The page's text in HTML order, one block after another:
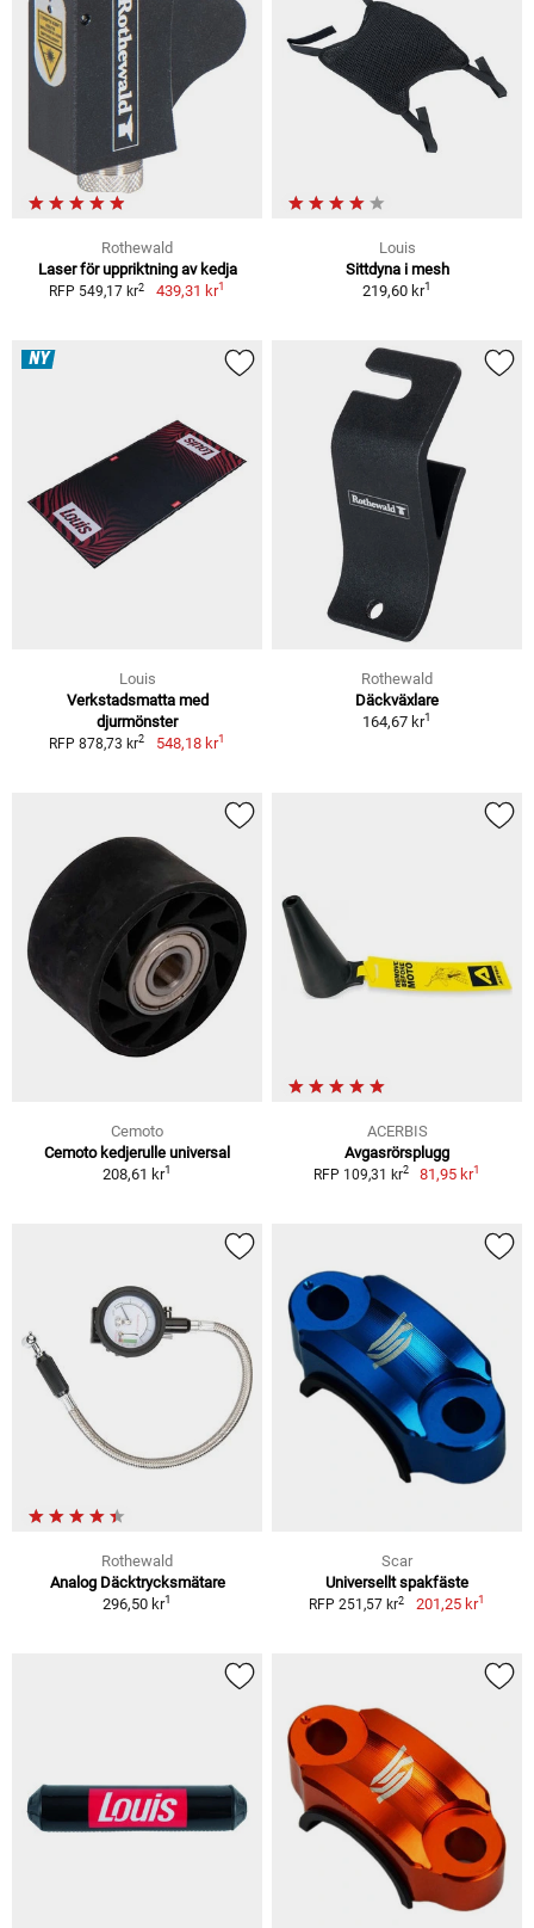
Rothewald
Laser för uppriktning av kedja
RFP 549,17 kr2 439,31 kr1
Louis
Sittdyna i mesh
219,60 kr1
NY
Louis
Verkstadsmatta med
djurmönster
RFP 878,73 kr2 548,18 kr1
Rothewald
Däckväxlare
164,67 kr1
Cemoto
Cemoto kedjerulle universal
208,61 kr1
ACERBIS
Avgasrörsplugg
RFP 109,31 kr2 81,95 kr1
Rothewald
Analog Däcktrycksmätare
296,50 kr1
Scar
Universellt spakfäste
RFP 251,57 kr2 201,25 kr1